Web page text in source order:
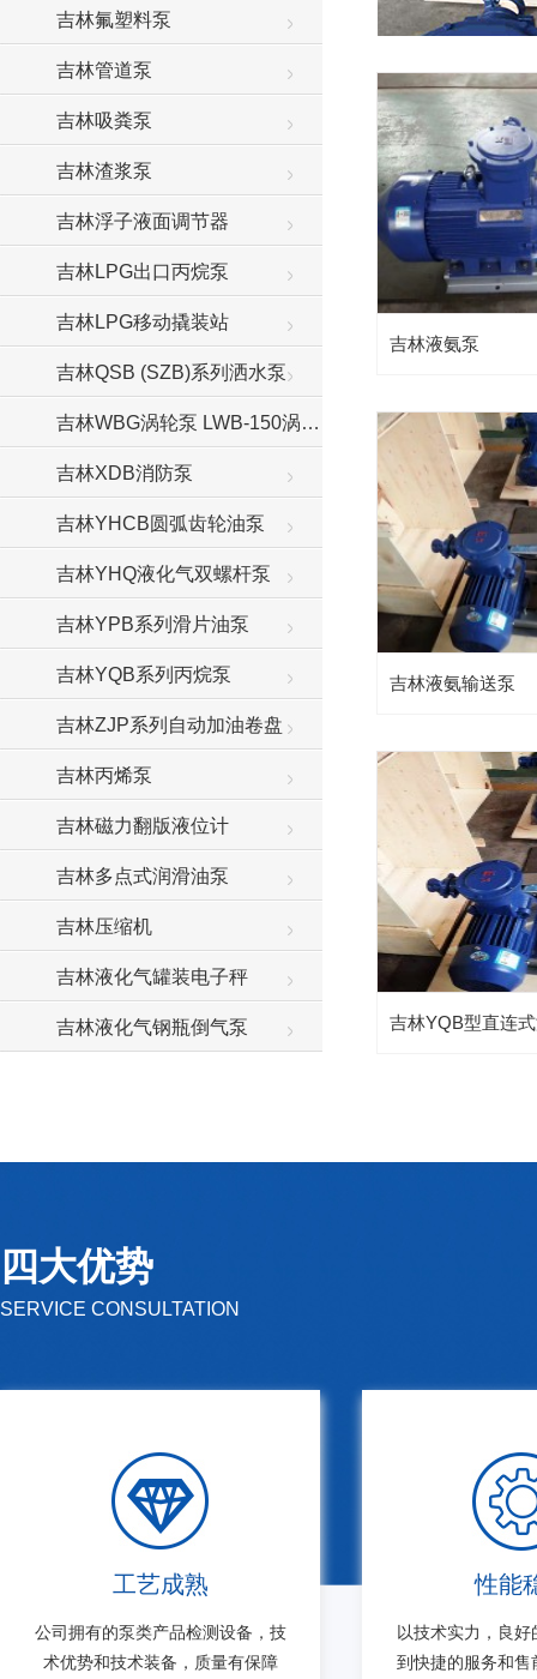
吉林氟塑料泵
吉林管道泵
吉林吸粪泵
吉林渣浆泵
吉林浮子液面调节器
吉林LPG出口丙烷泵
吉林LPG移动撬装站
吉林QSB (SZB)系列洒水泵
吉林WBG涡轮泵 LWB-150涡轮增压泵
吉林XDB消防泵
吉林YHCB圆弧齿轮油泵
吉林YHQ液化气双螺杆泵
吉林YPB系列滑片油泵
吉林YQB系列丙烷泵
吉林ZJP系列自动加油卷盘
吉林丙烯泵
吉林磁力翻版液位计
吉林多点式润滑油泵
吉林压缩机
吉林液化气罐装电子秤
吉林液化气钢瓶倒气泵
吉林液氨泵
吉林液氨输送泵
吉林YQB型直连
四大优势
SERVICE CONSULTATION
工艺成熟
公司拥有的泵类产品检测设备，技
术优势和技术装备，质量有保障
性能
以技术实力，良
到快捷的服务和售